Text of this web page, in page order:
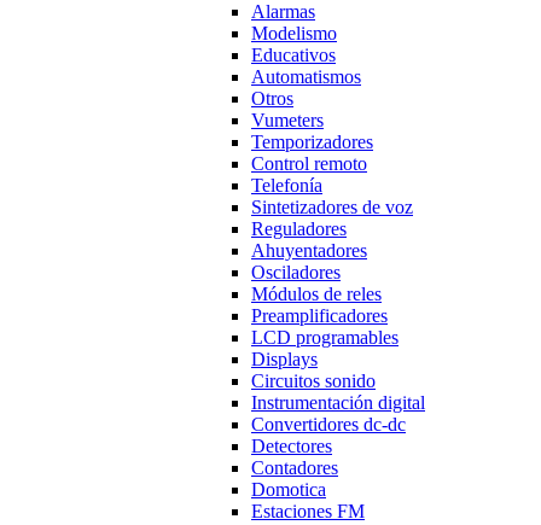
Alarmas
Modelismo
Educativos
Automatismos
Otros
Vumeters
Temporizadores
Control remoto
Telefonía
Sintetizadores de voz
Reguladores
Ahuyentadores
Osciladores
Módulos de reles
Preamplificadores
LCD programables
Displays
Circuitos sonido
Instrumentación digital
Convertidores dc-dc
Detectores
Contadores
Domotica
Estaciones FM